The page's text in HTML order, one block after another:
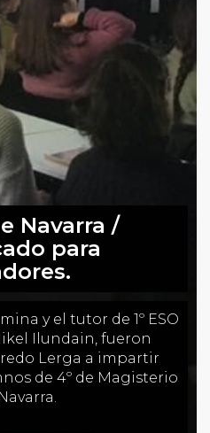
Navarra /
para
y el tutor de 1º ESO
Ilundain, fueron
Lerga a impartir
de 4º de Magisterio